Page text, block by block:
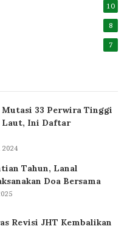
10
8
7
33 Perwira Tinggi
Laut, Ini Daftar
2024
Tahun, Lanal
Doa Bersama
Revisi JHT Kembalikan